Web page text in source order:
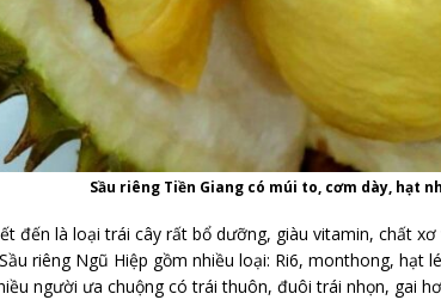
Sầu riêng Tiền Giang có múi to, cơm dày, hạt
đến là loại trái cây rất bổ dưỡng, giàu vitamin, chất
riêng Ngũ Hiệp gồm nhiều loại: Ri6, monthong, hạt
người ưa chuộng có trái thuôn, đuôi trái nhọn, gai